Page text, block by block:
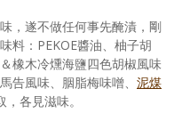
，遂不做任何事先醃漬，剛
料：PEKOE醬油、柚子胡
橡木冷燻海鹽四色胡椒風味
告風味、胭脂梅味噌、 泥煤
各見滋味。